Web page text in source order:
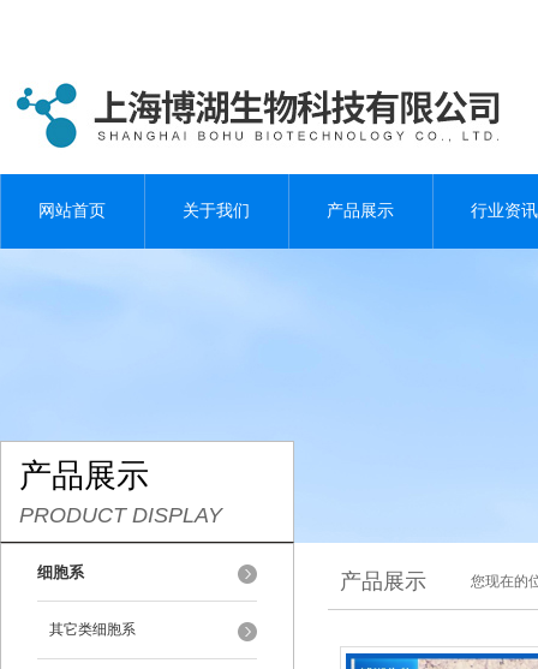
网站首页 关于我们 产品展示 行业资讯
产品展示
PRODUCT DISPLAY
细胞系
其它类细胞系
产品展示 您现在的